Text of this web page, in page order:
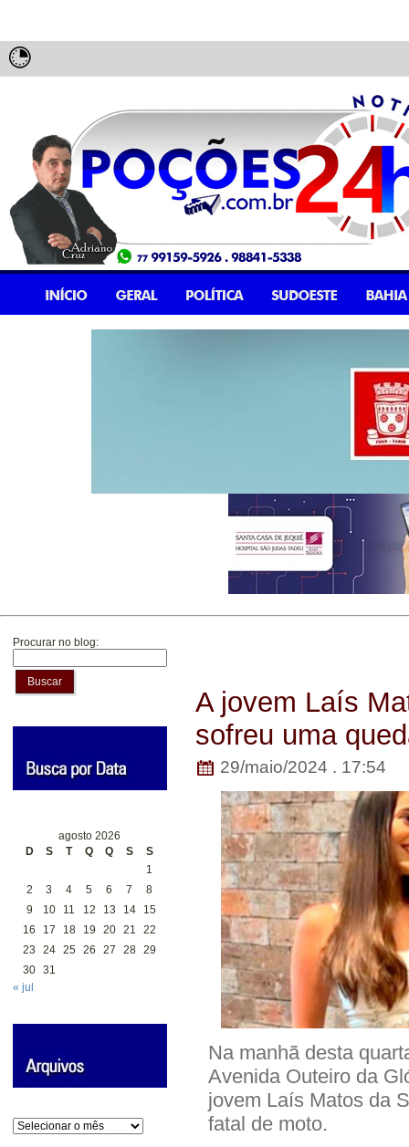
Procurar no blog:
Buscar
agosto 2026
D
S T Q Q S
S
1
2
3 4 5 6 7
8
9
10 11 12 13 14
15
16
17 18 19 20 21
22
23
24 25 26 27 28 29
30 31
« jul
Arquivos
A jovem Laís
sofreu uma
29/maio/2024 . 17:54
Na manhã desta
Avenida Outeiro da
jovem Laís Matos da
fatal de moto.